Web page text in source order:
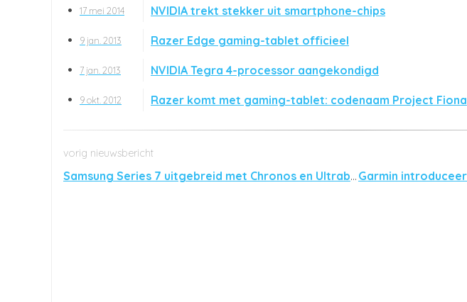
17 mei 2014 NVIDIA trekt stekker uit smartphone-chips
9 jan. 2013 Razer Edge gaming-tablet officieel
7 jan. 2013 NVIDIA Tegra 4-processor aangekondigd
9 okt. 2012 Razer komt met gaming-tablet: codenaam Project Fiona
Samsung Series 7 uitgebreid met Chronos en Ultrabook